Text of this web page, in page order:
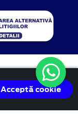
Acceptă cookie